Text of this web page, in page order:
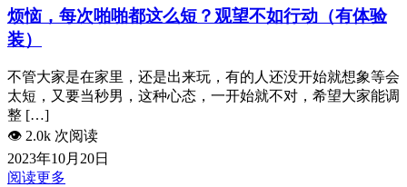
烦恼，每次啪啪都这么短？观望不如行动（有体验
装）
不管大家是在家里，还是出来玩，有的人还没开始就想象等会
太短，又要当秒男，这种心态，一开始就不对，希望大家能调
整 […]
👁️ 2.0k 次阅读
2023年10月20日
阅读更多